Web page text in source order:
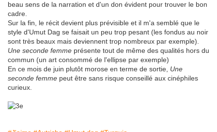
beau sens de la narration et d'un don évident pour trouver le bon
cadre.
Sur la fin, le récit devient plus prévisible et il m'a semblé que le
style d'Umut Dag se faisait un peu trop pesant (les fondus au noir
sont très beaux mais deviennent trop nombreux par exemple).
Une seconde femme présente tout de même des qualités hors du
commun (un art consommé de l'ellipse par exemple)
En ce mois de juin plutôt morose en terme de sortie, Une
seconde femme peut être sans risque conseillé aux cinéphiles
curieux.